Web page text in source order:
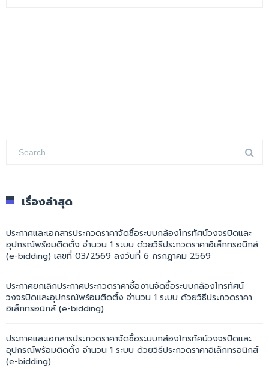
เรื่องล่าสุด
ประกาศและเอกสารประกวดราคาจัดซื้อระบบกล้องโทรทัศน์วงจรปิดและ
อุปกรณ์พร้อมติดตั้ง จำนวน 1 ระบบ ด้วยวิธีประกวดราคาอิเล็กทรอนิกส์
(e-bidding) เลขที่ 03/2569 ลงวันที่ 6 กรกฎาคม 2569
ประกาศยกเลิกประกาศประกวดราคาซื้องานจัดซื้อระบบกล้องโทรทัศน์
วงจรปิดและอุปกรณ์พร้อมติดตั้ง จำนวน 1 ระบบ ด้วยวิธีประกวดราคา
อิเล็กทรอนิกส์ (e-bidding)
ประกาศและเอกสารประกวดราคาจัดซื้อระบบกล้องโทรทัศน์วงจรปิดและ
อุปกรณ์พร้อมติดตั้ง จำนวน 1 ระบบ ด้วยวิธีประกวดราคาอิเล็กทรอนิกส์
(e-bidding)